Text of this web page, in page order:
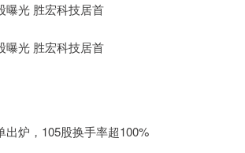
曝光 胜宏科技居首
曝光 胜宏科技居首
出炉，105股换手率超100%